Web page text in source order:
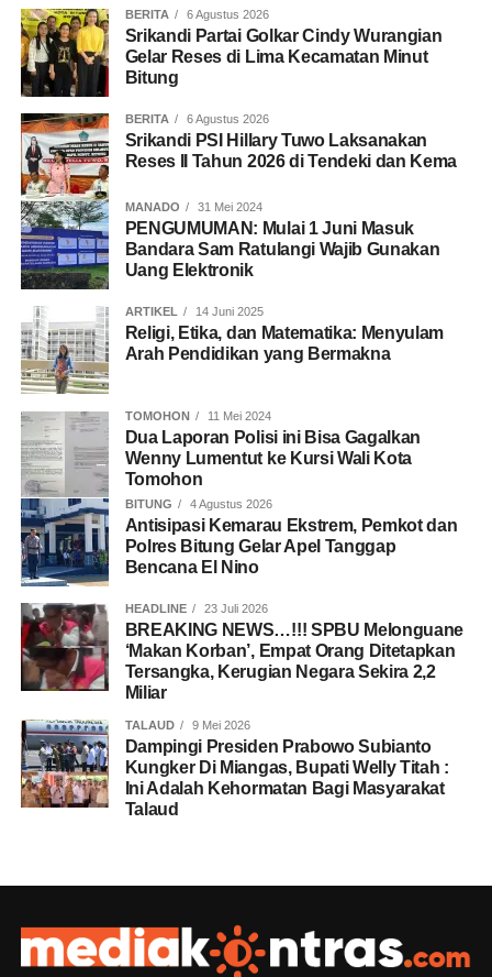
BERITA 6 Agustus 2026
Srikandi Partai Golkar Cindy Wurangian
Gelar Reses di Lima Kecamatan Minut
Bitung
BERITA 6 Agustus 2026
Srikandi PSI Hillary Tuwo Laksanakan
Reses II Tahun 2026 di Tendeki dan Kema
MANADO 31 Mei 2024
PENGUMUMAN: Mulai 1 Juni Masuk
Bandara Sam Ratulangi Wajib Gunakan
Uang Elektronik
ARTIKEL 14 Juni 2025
Religi, Etika, dan Matematika: Menyulam
Arah Pendidikan yang Bermakna
TOMOHON 11 Mei 2024
Dua Laporan Polisi ini Bisa Gagalkan
Wenny Lumentut ke Kursi Wali Kota
Tomohon
BITUNG 4 Agustus 2026
Antisipasi Kemarau Ekstrem, Pemkot dan
Polres Bitung Gelar Apel Tanggap
Bencana El Nino
HEADLINE 23 Juli 2026
BREAKING NEWS…!!! SPBU Melonguane
‘Makan Korban’, Empat Orang Ditetapkan
Tersangka, Kerugian Negara Sekira 2,2
Miliar
TALAUD 9 Mei 2026
Dampingi Presiden Prabowo Subianto
Kungker Di Miangas, Bupati Welly Titah :
Ini Adalah Kehormatan Bagi Masyarakat
Talaud